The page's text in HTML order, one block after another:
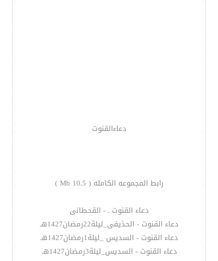
دعاءالقنوت
رابط المجموعه الكامله ( 10.5 Mb )
دعاء القنوت ـ - القحطانى
دعاء القنوت - الحذيفى_ليلة22رمضان1427هـ
دعاء القنوت - السديس _ليلة1رمضان1427هـ
دعاء القنوت - السديس_ليلة3رمضان1427هـ